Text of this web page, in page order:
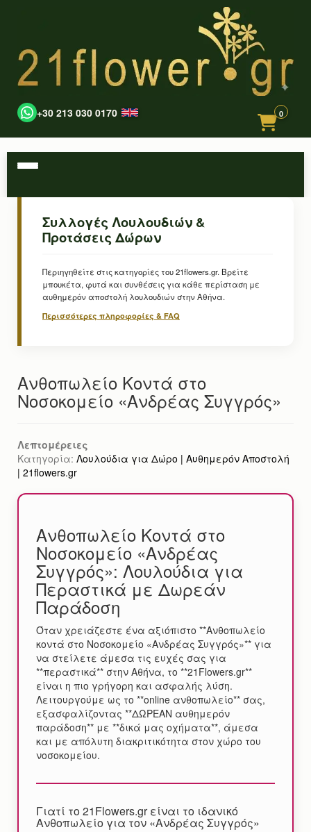
+30 213 030 0170 0
Συλλογές Λουλουδιών &
Προτάσεις Δώρων
Περιηγηθείτε στις κατηγορίες του 21flowers.gr. Βρείτε
μπουκέτα, φυτά και συνθέσεις για κάθε περίσταση με
αυθημερόν αποστολή λουλουδιών στην Αθήνα.
Περισσότερες πληροφορίες & FAQ
Ανθοπωλείο Κοντά στο
Νοσοκομείο «Ανδρέας Συγγρός»
Λεπτομέρειες
Κατηγορία: Λουλούδια για Δώρο | Αυθημερόν Αποστολή
| 21flowers.gr
Ανθοπωλείο Κοντά στο
Νοσοκομείο «Ανδρέας
Συγγρός»: Λουλούδια για
Περαστικά με Δωρεάν
Παράδοση
Όταν χρειάζεστε ένα αξιόπιστο **Ανθοπωλείο
κοντά στο Νοσοκομείο «Ανδρέας Συγγρός»** για
να στείλετε άμεσα τις ευχές σας για
**περαστικά** στην Αθήνα, το **21Flowers.gr**
είναι η πιο γρήγορη και ασφαλής λύση.
Λειτουργούμε ως το **online ανθοπωλείο** σας,
εξασφαλίζοντας **ΔΩΡΕΑΝ αυθημερόν
παράδοση** με **δικά μας οχήματα**, άμεσα
και με απόλυτη διακριτικότητα στον χώρο του
νοσοκομείου.
Γιατί το 21Flowers.gr είναι το ιδανικό
Ανθοπωλείο για τον «Ανδρέας Συγγρός»